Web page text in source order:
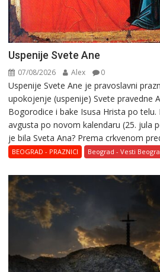
Uspenije Svete Ane
07/08/2026 Alex 0
Uspenije Svete Ane je pravoslavni
upokojenje (uspenije) Svete pravedne
Bogorodice i bake Isusa Hrista po telu.
avgusta po novom kalendaru (25. jula
je bila Sveta Ana? Prema crkvenom
BEOGRAD - PRAZNICI Beograd - Vesti